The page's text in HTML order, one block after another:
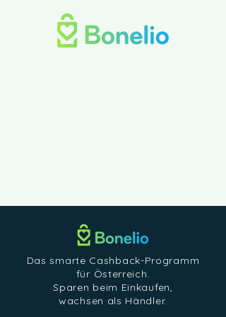
Das smarte Cashback-Programm
für Österreich.
Sparen beim Einkaufen,
wachsen als Händler.